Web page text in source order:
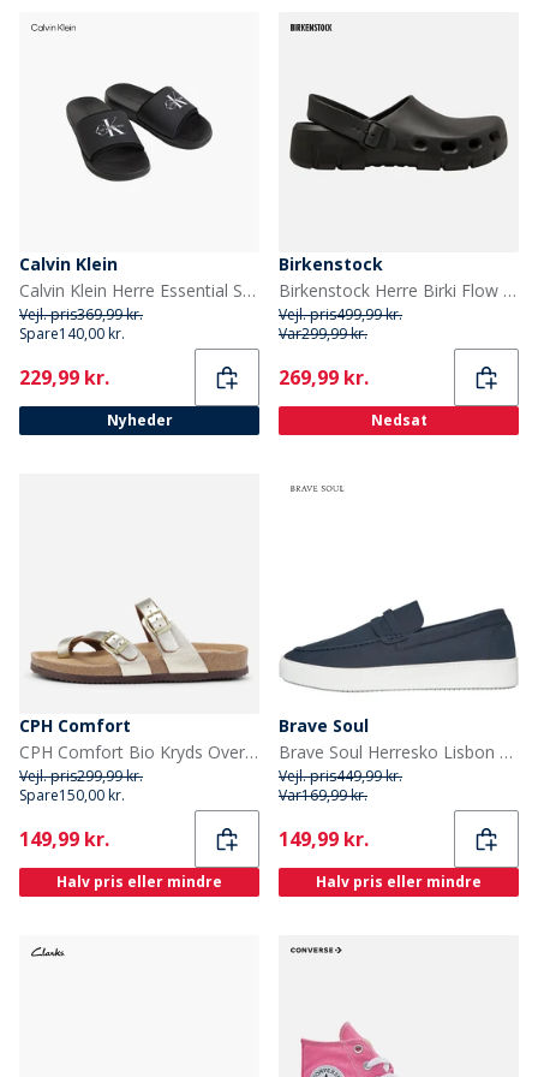
Calvin Klein
Calvin Klein Herre Essential Sandaler Triple Black
Vejl. pris369,99 kr.
Spare140,00 kr.
Current
229,99 kr.
Nyheder
Birkenstock
Birkenstock Herre Birki Flow Eva træsko Sort
Vejl. pris499,99 kr.
Var299,99 kr.
Current
269,99 kr.
Nedsat
CPH Comfort
CPH Comfort Bio Kryds Over Sandaler Gold
Vejl. pris299,99 kr.
Spare150,00 kr.
Current
149,99 kr.
Halv pris eller mindre
Brave Soul
Brave Soul Herresko Lisbon Loafers Blå
Vejl. pris449,99 kr.
Var169,99 kr.
Current
149,99 kr.
Halv pris eller mindre